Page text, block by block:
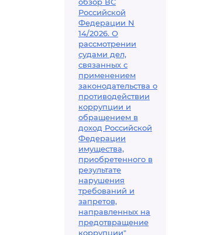
Российской
Федерации N
14/2026. О
рассмотрении
судами дел,
связанных с
применением
законодательства о
противодействии
коррупции и
обращением в
доход Российской
Федерации
имущества,
приобретенного в
результате
нарушения
требований и
запретов,
направленных на
предотвращение
коррупции"